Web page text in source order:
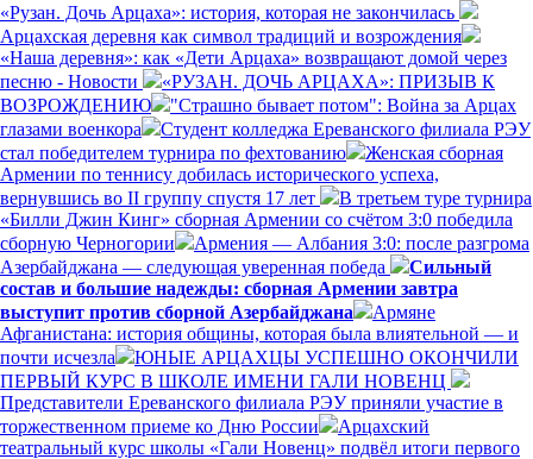
«Рузан. Дочь Арцаха»: история, которая не закончилась
Арцахская деревня как символ традиций и возрождения
«Наша деревня»: как «Дети Арцаха» возвращают домой через
песню - Новости
«РУЗАН. ДОЧЬ АРЦАХА»: ПРИЗЫВ К
ВОЗРОЖДЕНИЮ
"Страшно бывает потом": Война за Арцах
глазами военкора
Студент колледжа Ереванского филиала РЭУ
стал победителем турнира по фехтованию
Женская сборная
Армении по теннису добилась исторического успеха,
вернувшись во II группу спустя 17 лет
В третьем туре турнира
«Билли Джин Кинг» сборная Армении со счётом 3:0 победила
сборную Черногории
Армения — Албания 3:0: после разгрома
Азербайджана — следующая уверенная победа
Сильный
состав и большие надежды: сборная Армении завтра
выступит против сборной Азербайджана
Армяне
Афганистана: история общины, которая была влиятельной — и
почти исчезла
ЮНЫЕ АРЦАХЦЫ УСПЕШНО ОКОНЧИЛИ
ПЕРВЫЙ КУРС В ШКОЛЕ ИМЕНИ ГАЛИ НОВЕНЦ
Представители Ереванского филиала РЭУ приняли участие в
торжественном приеме ко Дню России
Арцахский
театральный курс школы «Гали Новенц» подвёл итоги первого